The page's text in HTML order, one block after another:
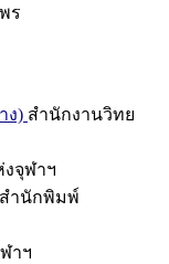
ร
ง) สำนักงานวิทย
จุฬาฯ
สำนักพิมพ์
าฯ